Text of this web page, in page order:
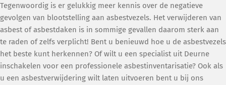
Tegenwoordig is er gelukkig meer kennis over de negatieve
gevolgen van blootstelling aan asbestvezels. Het verwijderen van
asbest of asbestdaken is in sommige gevallen daarom sterk aan
te raden of zelfs verplicht! Bent u benieuwd hoe u de asbestvezels
het beste kunt herkennen? Of wilt u een specialist uit Deurne
inschakelen voor een professionele asbestinventarisatie? Ook als
u een asbestverwijdering wilt laten uitvoeren bent u bij ons